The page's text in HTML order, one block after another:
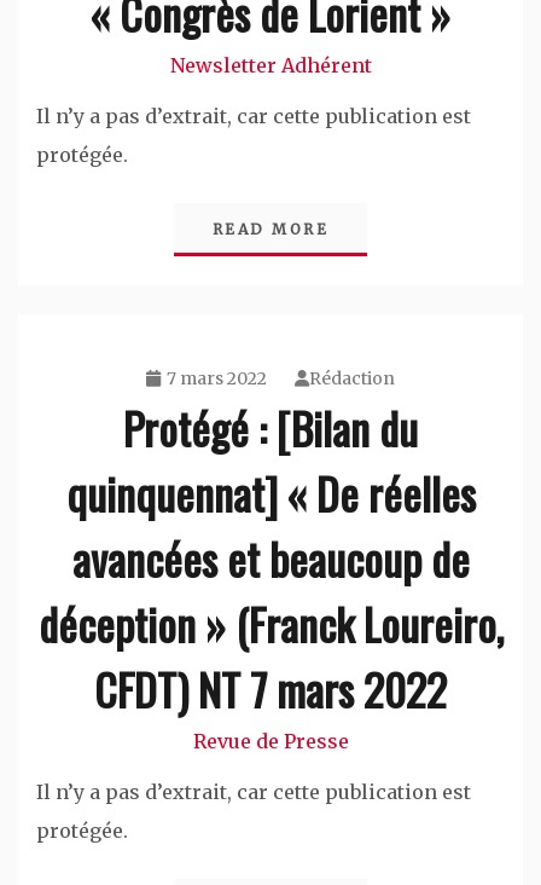
« Congrès de Lorient »
Newsletter Adhérent
Il n’y a pas d’extrait, car cette publication est
protégée.
READ MORE
7 mars 2022 Rédaction
Protégé : [Bilan du
quinquennat] « De réelles
avancées et beaucoup de
déception » (Franck Loureiro,
CFDT) NT 7 mars 2022
Revue de Presse
Il n’y a pas d’extrait, car cette publication est
protégée.